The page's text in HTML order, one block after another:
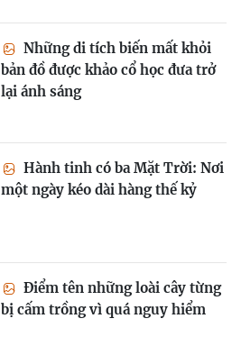
Những di tích biến mất khỏi
bản đồ được khảo cổ học đưa trở
lại ánh sáng
Hành tinh có ba Mặt Trời: Nơi
một ngày kéo dài hàng thế kỷ
Điểm tên những loài cây từng
bị cấm trồng vì quá nguy hiểm